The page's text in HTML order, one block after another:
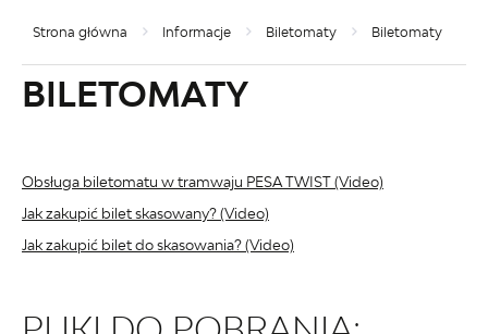
Strona główna Informacje Biletomaty Biletomaty
BILETOMATY
Obsługa biletomatu w tramwaju PESA TWIST (Video)
Jak zakupić bilet skasowany? (Video)
Jak zakupić bilet do skasowania? (Video)